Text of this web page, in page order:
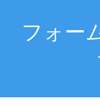
フォー